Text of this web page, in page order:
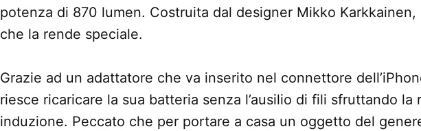
potenza di 870 lumen. Costruita dal designer Mikko
che la rende speciale.
Grazie ad un adattatore che va inserito nel connettore
riesce ricaricare la sua batteria senza l’ausilio di fili sfruttando la
induzione. Peccato che per portare a casa un oggetto del